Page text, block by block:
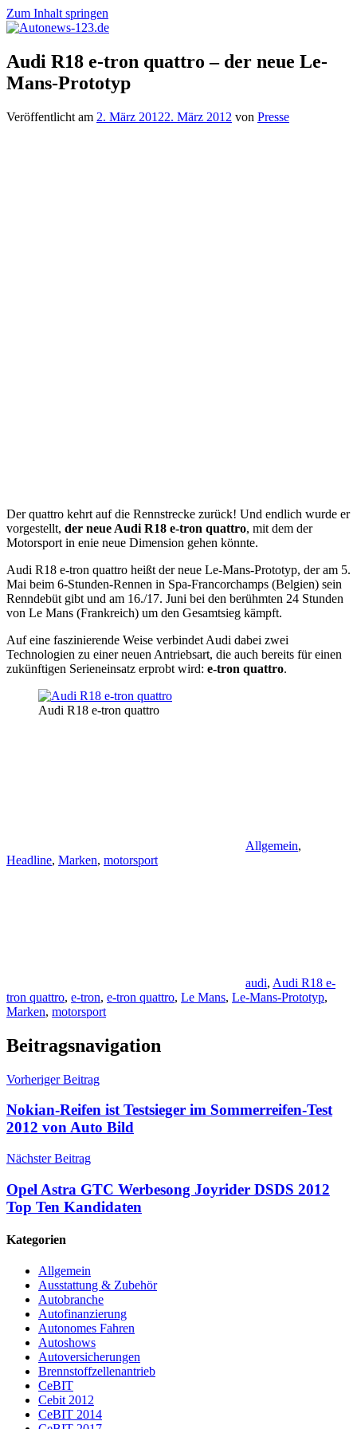
Zum Inhalt springen
Autonews-
123.de
Autonews
mit
Charme
Audi R18 e-tron quattro – der neue Le-
Mans-Prototyp
Veröffentlicht am 2. März 20122. März 2012 von Presse
Der quattro kehrt auf die Rennstrecke zurück! Und endlich wurde er
vorgestellt, der neue Audi R18 e-tron quattro, mit dem der
Motorsport in enie neue Dimension gehen könnte.
Audi R18 e-tron quattro heißt der neue Le-Mans-Prototyp, der am 5.
Mai beim 6-Stunden-Rennen in Spa-Francorchamps (Belgien) sein
Renndebüt gibt und am 16./17. Juni bei den berühmten 24 Stunden
von Le Mans (Frankreich) um den Gesamtsieg kämpft.
Auf eine faszinierende Weise verbindet Audi dabei zwei
Technologien zu einer neuen Antriebsart, die auch bereits für einen
zukünftigen Serieneinsatz erprobt wird: e-tron quattro.
Audi R18 e-tron quattro
Allgemein,
Headline, Marken, motorsport
audi, Audi R18 e-
tron quattro, e-tron, e-tron quattro, Le Mans, Le-Mans-Prototyp,
Marken, motorsport
Beitragsnavigation
Vorheriger Beitrag
Nokian-Reifen ist Testsieger im Sommerreifen-Test
2012 von Auto Bild
Nächster Beitrag
Opel Astra GTC Werbesong Joyrider DSDS 2012
Top Ten Kandidaten
Kategorien
Allgemein
Ausstattung & Zubehör
Autobranche
Autofinanzierung
Autonomes Fahren
Autoshows
Autoversicherungen
Brennstoffzellenantrieb
CeBIT
Cebit 2012
CeBIT 2014